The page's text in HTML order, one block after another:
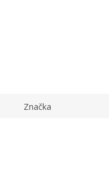
Značka